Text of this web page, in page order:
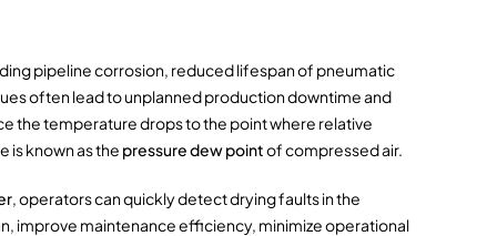
pipeline corrosion, reduced lifespan of pneumatic
often lead to unplanned production downtime and
the temperature drops to the point where relative
is known as the pressure dew pointof compressed air.
, operators can quickly detect drying faults in the
improve maintenance efficiency, minimize operational